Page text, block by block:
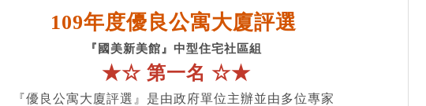
109年度優良公寓大廈評選
『國美新美館』中型住宅社區組
★☆ 第一名 ☆★
『優良公寓大廈評選』是由政府單位主辦並由多位專家